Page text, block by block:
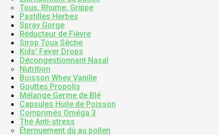
Toux, Rhume, Grippe
Pastilles Herbes
Spray Gorge
Réducteur de Fièvre
Sirop Toux Sèche
Kids’ Fever Drops
Décongestionnant Nasal
Nutrition
Boisson Whey Vanille
Gouttes Propolis
Mélange Germe de Blé
Capsules Huile de Poisson
Comprimés Oméga 3
Thé Anti-stress
Éternuement dû au pollen